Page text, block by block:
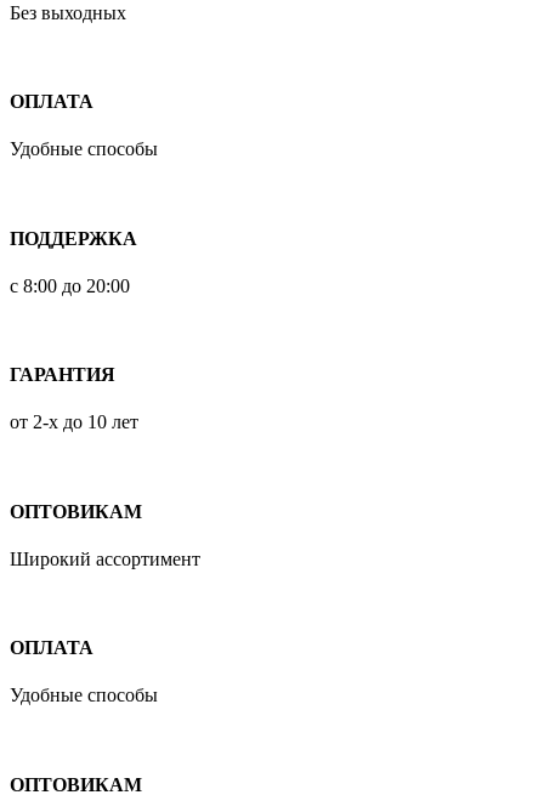
Без выходных
ОПЛАТА
Удобные способы
ПОДДЕРЖКА
с 8:00 до 20:00
ГАРАНТИЯ
от 2-х до 10 лет
ОПТОВИКАМ
Широкий ассортимент
ОПЛАТА
Удобные способы
ОПТОВИКАМ